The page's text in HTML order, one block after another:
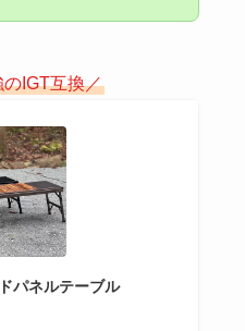
IGT互換／
パネルテーブル